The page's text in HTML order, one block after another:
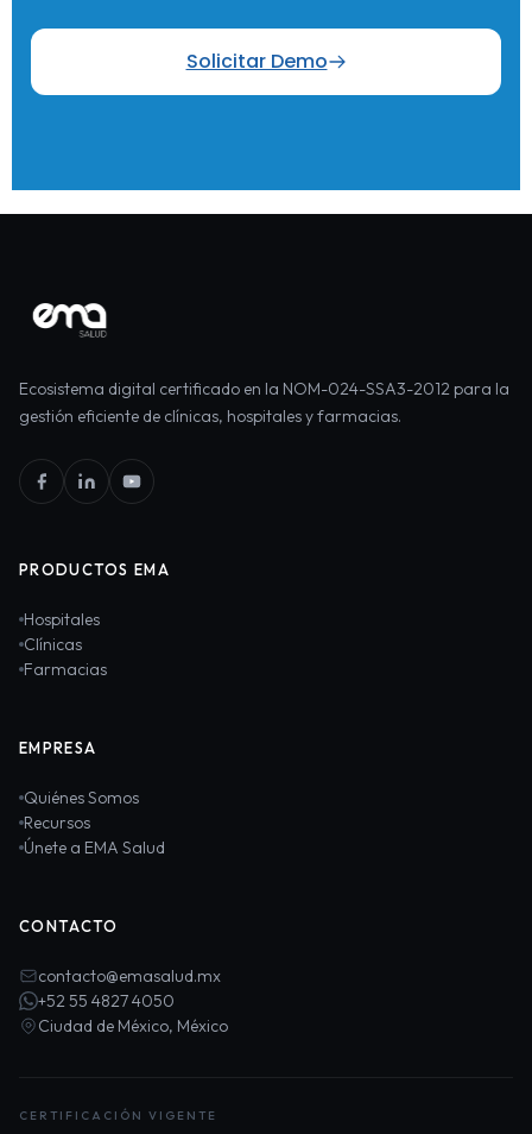
Solicitar Demo
Ecosistema digital certificado en la NOM-024-SSA3-2012 para la
gestión eficiente de clínicas, hospitales y farmacias.
PRODUCTOS EMA
Hospitales
Clínicas
Farmacias
EMPRESA
Quiénes Somos
Recursos
Únete a EMA Salud
CONTACTO
contacto@emasalud.mx
+52 55 4827 4050
Ciudad de México, México
CERTIFICACIÓN VIGENTE